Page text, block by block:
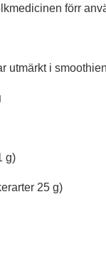
förr
utmärkt i
g)
25 g)